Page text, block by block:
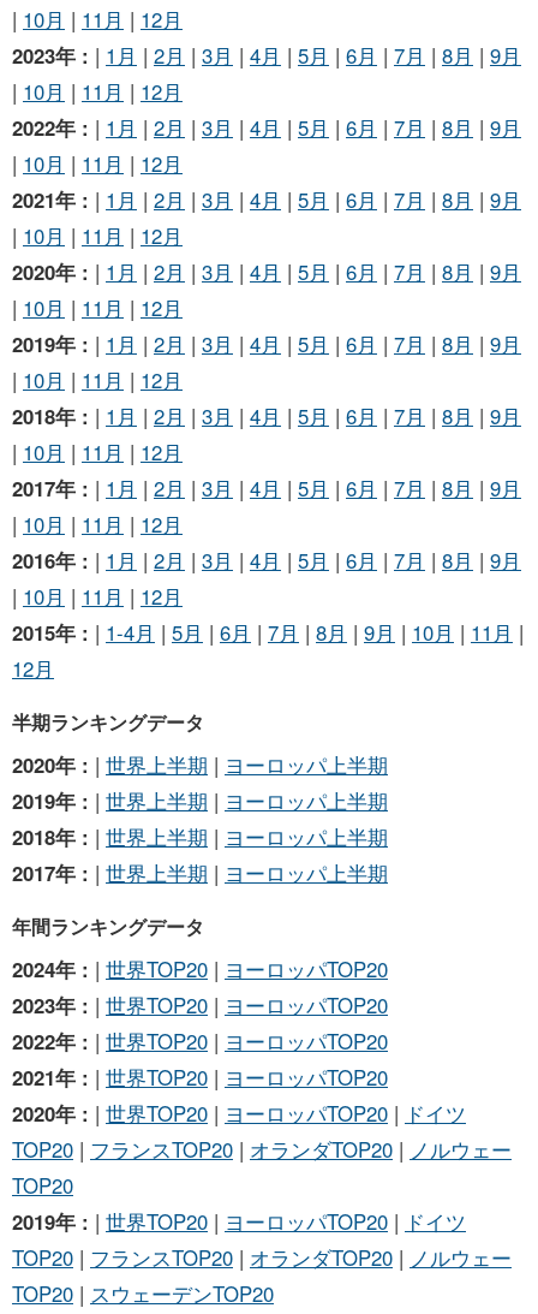
| 10月 | 11月 | 12月
2023年 : | 1月 | 2月 | 3月 | 4月 | 5月 | 6月 | 7月 | 8月 | 9月
| 10月 | 11月 | 12月
2022年 : | 1月 | 2月 | 3月 | 4月 | 5月 | 6月 | 7月 | 8月 | 9月
| 10月 | 11月 | 12月
2021年 : | 1月 | 2月 | 3月 | 4月 | 5月 | 6月 | 7月 | 8月 | 9月
| 10月 | 11月 | 12月
2020年 : | 1月 | 2月 | 3月 | 4月 | 5月 | 6月 | 7月 | 8月 | 9月
| 10月 | 11月 | 12月
2019年 : | 1月 | 2月 | 3月 | 4月 | 5月 | 6月 | 7月 | 8月 | 9月
| 10月 | 11月 | 12月
2018年 : | 1月 | 2月 | 3月 | 4月 | 5月 | 6月 | 7月 | 8月 | 9月
| 10月 | 11月 | 12月
2017年 : | 1月 | 2月 | 3月 | 4月 | 5月 | 6月 | 7月 | 8月 | 9月
| 10月 | 11月 | 12月
2016年 : | 1月 | 2月 | 3月 | 4月 | 5月 | 6月 | 7月 | 8月 | 9月
| 10月 | 11月 | 12月
2015年 : | 1-4月 | 5月 | 6月 | 7月 | 8月 | 9月 | 10月 | 11月 |
12月
半期ランキングデータ
2020年 : | 世界上半期 | ヨーロッパ上半期
2019年 : | 世界上半期 | ヨーロッパ上半期
2018年 : | 世界上半期 | ヨーロッパ上半期
2017年 : | 世界上半期 | ヨーロッパ上半期
年間ランキングデータ
2024年 : | 世界TOP20 | ヨーロッパTOP20
2023年 : | 世界TOP20 | ヨーロッパTOP20
2022年 : | 世界TOP20 | ヨーロッパTOP20
2021年 : | 世界TOP20 | ヨーロッパTOP20
2020年 : | 世界TOP20 | ヨーロッパTOP20 | ドイツ
TOP20 | フランスTOP20 | オランダTOP20 | ノルウェー
TOP20
2019年 : | 世界TOP20 | ヨーロッパTOP20 | ドイツ
TOP20 | フランスTOP20 | オランダTOP20 | ノルウェー
TOP20 | スウェーデンTOP20